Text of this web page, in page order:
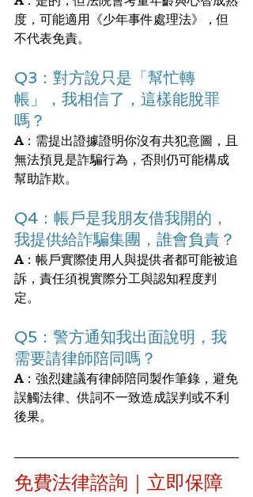
度，可能適用《少年事件處理法》，但
不代表免責。
Q3：對方說只是「幫忙轉
帳」，我相信了，這樣能脫罪
嗎？
A：需提出證據證明你沒有共犯意圖，且
無法預見是詐騙行為，否則仍可能構成
幫助詐欺。
Q4：帳戶是我朋友借我開的，
我提供給詐騙集團，誰會負責？
A：帳戶實際使用人與提供者都可能被追
訴，責任須視實際分工與認知程度判
定。
Q5：警方通知我出面說明，我
需要請律師陪同嗎？
A：強烈建議有律師陪同製作筆錄，避免
誤觸法律、供詞不一致造成誤判或不利
後果。
免費法律諮詢｜立即保障